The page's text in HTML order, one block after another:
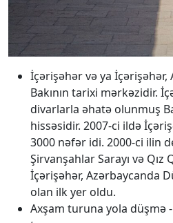
İçərişəhər və ya İçərişəhər,
Bakının tarixi mərkəzidir.
divarlarla əhatə olunmuş
hissəsidir. 2007-ci ildə
3000 nəfər idi. 2000-ci ilin
Şirvanşahlar Sarayı və Qız
İçərişəhər, Azərbaycanda
olan ilk yer oldu.
Axşam turuna yola düşmə -